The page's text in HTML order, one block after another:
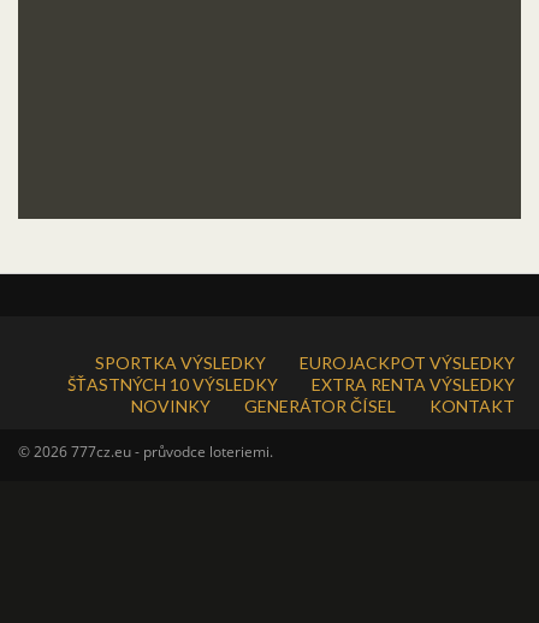
SPORTKA VÝSLEDKY
EUROJACKPOT VÝSLEDKY
ŠŤASTNÝCH 10 VÝSLEDKY
EXTRA RENTA VÝSLEDKY
NOVINKY
GENERÁTOR ČÍSEL KONTAKT
© 2026 777cz.eu - průvodce loteriemi.